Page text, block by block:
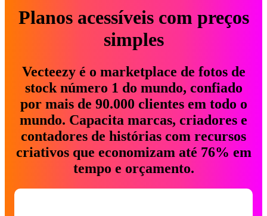
Planos acessíveis com preços
simples
Vecteezy é o marketplace de fotos de
stock número 1 do mundo, confiado
por mais de 90.000 clientes em todo o
mundo. Capacita marcas, criadores e
contadores de histórias com recursos
criativos que economizam até 76% em
tempo e orçamento.